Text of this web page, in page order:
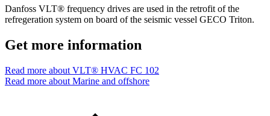
Danfoss VLT® frequency drives are used in the retrofit of the
refregeration system on board of the seismic vessel GECO Triton.
Get more information
Read more about VLT® HVAC FC 102
Read more about Marine and offshore